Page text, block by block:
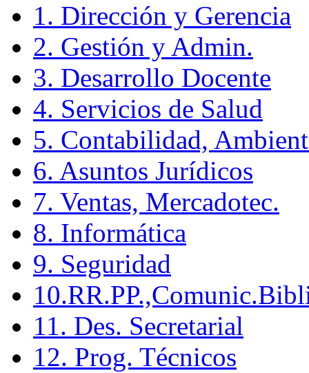
1. Dirección y Gerencia
2. Gestión y Admin.
3. Desarrollo Docente
4. Servicios de Salud
5. Contabilidad,
6. Asuntos Jurídicos
7. Ventas, Mercadotec.
8. Informática
9. Seguridad
11. Des. Secretarial
12. Prog. Técnicos